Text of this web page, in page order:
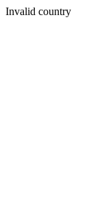
Invalid country